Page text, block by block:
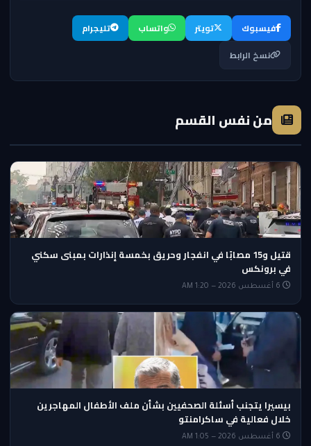
فيسبوك تويتر واتساب
تليجرام
نسخ الرابط
من نفس القسم
قتيل و15 مصابًا في انفجار وحريق بخمسة إنذارات بمبنى سكني
في برونكس
بيسيرا يتجنب أسئلة الصحفيين بشأن ملف الأطفال المهاجرين
خلال فعالية في ساكرامنتو